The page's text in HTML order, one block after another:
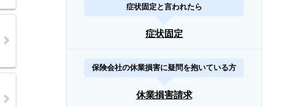
症状固定と言われたら
症状固定
保険会社の休業損害に疑問を抱いている方
休業損害請求